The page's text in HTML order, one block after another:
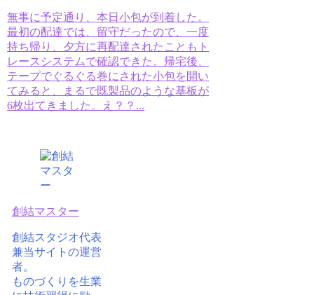
無事に予定通り、本日小包が到着した。
最初の配達では、留守だったので、一度
持ち帰り、夕方に再配達されたこともト
レースシステムで確認できた。帰宅後、
テープでぐるぐる巻にされた小包を開い
てみると、まるで既製品のような基板が
6枚出てきました。え？？...
創結マスター
創結スタジオ代表
兼当サイトの運営
者。
ものづくりを生業